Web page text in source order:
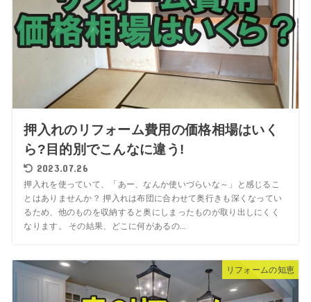
押入れのリフォーム費用の価格相場はいく
ら?目的別でこんなに違う!
2023.07.26
押入れを使っていて、「あー、なんか使いづらいな～」と感じるこ
とはありませんか？ 押入れは布団に合わせて奥行きも深くなってい
るため、他のものを収納すると奥にしまったものが取り出しにくく
なります。 その結果、どこに何があるの...
リフォームの知恵